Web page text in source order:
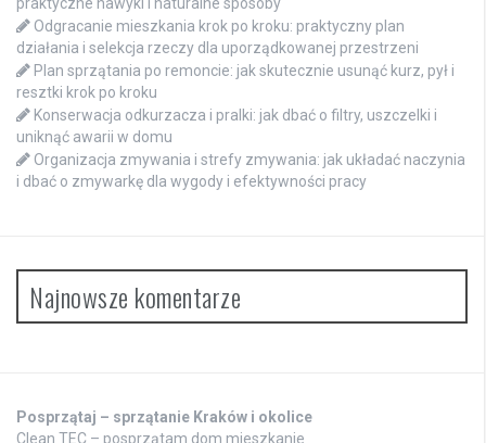
Odgracanie mieszkania krok po kroku: praktyczny plan
działania i selekcja rzeczy dla uporządkowanej przestrzeni
Plan sprzątania po remoncie: jak skutecznie usunąć kurz, pył i
resztki krok po kroku
Konserwacja odkurzacza i pralki: jak dbać o filtry, uszczelki i
uniknąć awarii w domu
Organizacja zmywania i strefy zmywania: jak układać naczynia
i dbać o zmywarkę dla wygody i efektywności pracy
Najnowsze komentarze
Posprzątaj – sprzątanie Kraków i okolice
Clean TEC – posprzątam dom mieszkanie